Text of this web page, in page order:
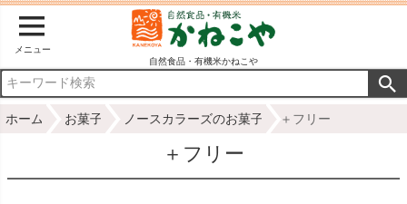
メニュー
自然食品・有機米かねこや
ホーム お菓子 ノースカラーズのお菓子 ＋フリー
＋フリー